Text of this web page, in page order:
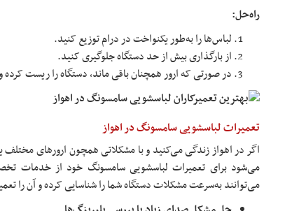
راه‌حل:
لباس‌ها را به‌طور یکنواخت در درام توزیع کنید.
از بارگذاری بیش از حد دستگاه جلوگیری کنید.
در صورتی که ارور همچنان باقی ماند، دستگاه را ریست کرده
تعمیرات لباسشویی سامسونگ در اهواز
اگر در اهواز زندگی می‌کنید و با مشکلاتی همچون ارورهای
می‌شود برای تعمیرات لباسشویی سامسونگ خود از خدمات
می‌توانند به‌سرعت مشکلات دستگاه شما را شناسایی کرده و آن را